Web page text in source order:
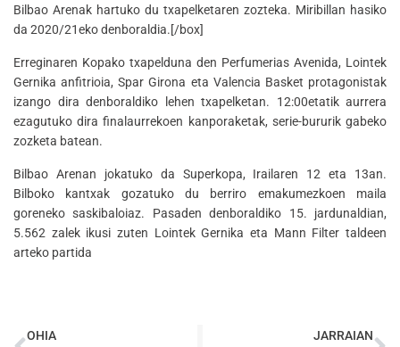
Bilbao Arenak hartuko du txapelketaren zozteka. Miribillan hasiko
da 2020/21eko denboraldia.[/box]
Erreginaren Kopako txapelduna den Perfumerias Avenida, Lointek
Gernika anfitrioia, Spar Girona eta Valencia Basket protagonistak
izango dira denboraldiko lehen txapelketan. 12:00etatik aurrera
ezagutuko dira finalaurrekoen kanporaketak, serie-bururik gabeko
zozketa batean.
Bilbao Arenan jokatuko da Superkopa, Irailaren 12 eta 13an.
Bilboko kantxak gozatuko du berriro emakumezkoen maila
goreneko saskibaloiaz. Pasaden denboraldiko 15. jardunaldian,
5.562 zalek ikusi zuten Lointek Gernika eta Mann Filter taldeen
arteko partida
OHIA JARRAIAN